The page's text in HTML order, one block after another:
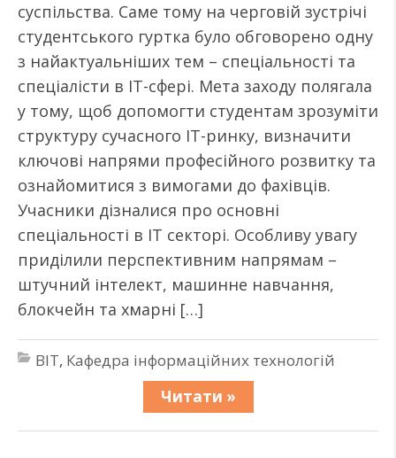
суспільства. Саме тому на черговій зустрічі
студентського гуртка було обговорено одну
з найактуальніших тем – спеціальності та
спеціалісти в ІТ-сфері. Мета заходу полягала
у тому, щоб допомогти студентам зрозуміти
структуру сучасного ІТ-ринку, визначити
ключові напрями професійного розвитку та
ознайомитися з вимогами до фахівців.
Учасники дізналися про основні
спеціальності в ІТ секторі. Особливу увагу
приділили перспективним напрямам –
штучний інтелект, машинне навчання,
блокчейн та хмарні […]
BIT, Кафедра інформаційних технологій
Читати »